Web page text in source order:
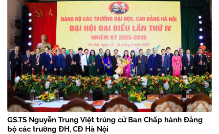
GS.TS Nguyễn Trung Việt trúng cử Ban Chấp hành Đảng
bộ các trường ĐH, CĐ Hà Nội